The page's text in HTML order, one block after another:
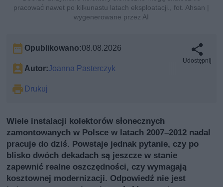
pracować nawet po kilkunastu latach eksploatacji., fot. Ahsan |
wygenerowane przez AI
Opublikowano:08.08.2026
Autor:Joanna Pasterczyk
Drukuj
Udostępnij
Wiele instalacji kolektorów słonecznych
zamontowanych w Polsce w latach 2007–2012 nadal
pracuje do dziś. Powstaje jednak pytanie, czy po
blisko dwóch dekadach są jeszcze w stanie
zapewnić realne oszczędności, czy wymagają
kosztownej modernizacji. Odpowiedź nie jest